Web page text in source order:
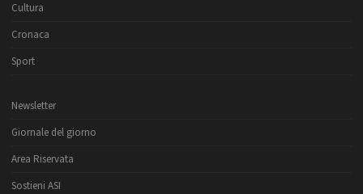
Cultura
Cronaca
Sport
Newsletter
Giornale del giorno
Area Riservata
Sostieni ASI